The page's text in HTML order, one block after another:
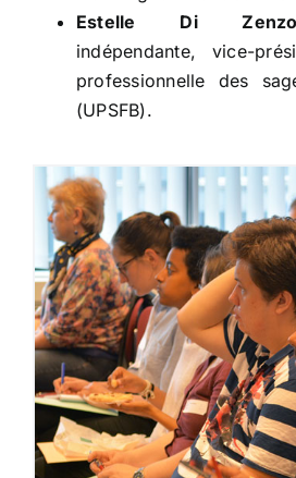
Estelle Di Zenzo
indépendante, vice-
professionnelle des
(UPSFB).